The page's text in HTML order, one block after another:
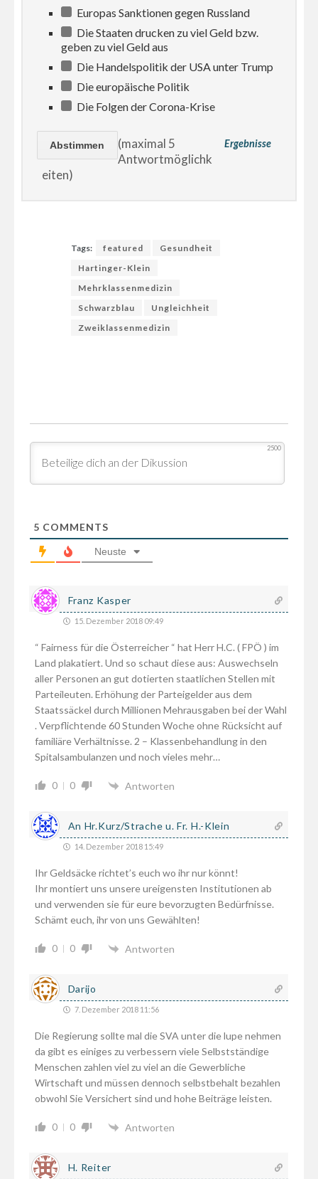
Europas Sanktionen gegen Russland
Die Staaten drucken zu viel Geld bzw.
geben zu viel Geld aus
Die Handelspolitik der USA unter Trump
Die europäische Politik
Die Folgen der Corona-Krise
Ergebnisse
(maximal 5
Antwortmöglichk
eiten)
Tags: featured
Gesundheit
Hartinger-Klein
Mehrklassenmedizin
Schwarzblau
Ungleichheit
Zweiklassenmedizin
2500
5 COMMENTS
Neuste
Franz Kasper
15. Dezember 2018 09:49
“ Fairness für die Österreicher “ hat Herr H.C. ( FPÖ ) im
Land plakatiert. Und so schaut diese aus: Auswechseln
aller Personen an gut dotierten staatlichen Stellen mit
Parteileuten. Erhöhung der Parteigelder aus dem
Staatssäckel durch Millionen Mehrausgaben bei der Wahl
. Verpflichtende 60 Stunden Woche ohne Rücksicht auf
familiäre Verhältnisse. 2 – Klassenbehandlung in den
Spitalsambulanzen und noch vieles mehr…
0 0 Antworten
An Hr.Kurz/Strache u. Fr. H.-Klein
14. Dezember 2018 15:49
Ihr Geldsäcke richtet’s euch wo ihr nur könnt!
Ihr montiert uns unsere ureigensten Institutionen ab
und verwenden sie für eure bevorzugten Bedürfnisse.
Schämt euch, ihr von uns Gewählten!
0 0 Antworten
Darijo
7. Dezember 2018 11:56
Die Regierung sollte mal die SVA unter die lupe nehmen
da gibt es einiges zu verbessern viele Selbstständige
Menschen zahlen viel zu viel an die Gewerbliche
Wirtschaft und müssen dennoch selbstbehalt bezahlen
obwohl Sie Versichert sind und hohe Beiträge leisten.
0 0 Antworten
H. Reiter